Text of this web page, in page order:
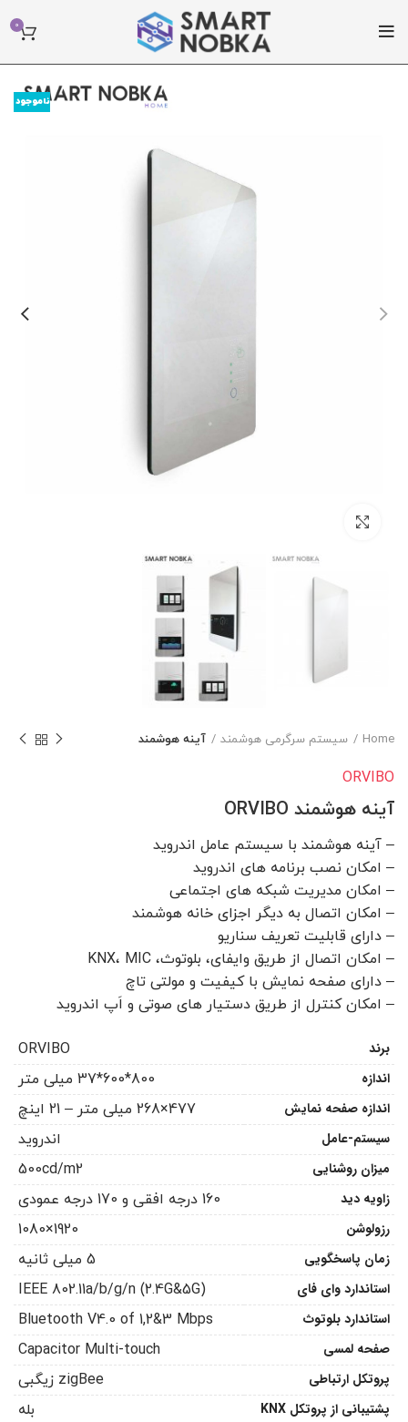
0
ناموجود
Home سیستم سرگرمی هوشمند آینه هوشمند
ORVIBO
آینه هوشمند ORVIBO
– آینه هوشمند با سیستم عامل اندروید
– امکان نصب برنامه های اندروید
– امکان مدیریت شبکه های اجتماعی
– امکان اتصال به دیگر اجزای خانه هوشمند
– دارای قابلیت تعریف سناریو
– امکان اتصال از طریق وایفای، بلوتوث، KNX، MIC
– دارای صفحه نمایش با کیفیت و مولتی تاچ
– امکان کنترل از طریق دستیار های صوتی و اَپ اندروید
برند
ORVIBO
اندازه
800*600*37 میلی متر
اندازه صفحه نمایش
477×268 میلی متر – 21 اینچ
سیستم-عامل
اندروید
میزان روشنایی
500cd/m2
زاویه دید
160 درجه افقی و 170 درجه عمودی
رزولوشن
1920×1080
زمان پاسخگویی
5 میلی ثانیه
استاندارد وای فای
IEEE 802.11a/b/g/n (2.4G&5G)
استاندارد بلوتوث
Bluetooth V4.0 of 1,2&3 Mbps
صفحه لمسی
Capacitor Multi-touch
پروتکل ارتباطی
zigBee زیگبی
پشتیبانی از پروتکل KNX
بله